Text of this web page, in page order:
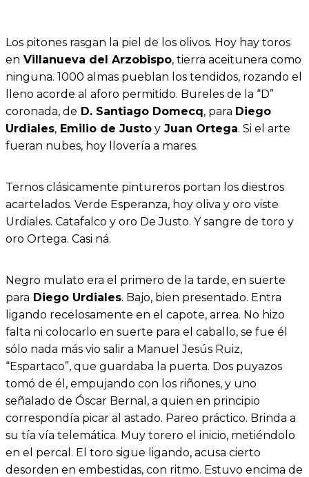
Los pitones rasgan la piel de los olivos. Hoy hay toros
en Villanueva del Arzobispo, tierra aceitunera como
ninguna. 1000 almas pueblan los tendidos, rozando el
lleno acorde al aforo permitido. Bureles de la “D”
coronada, de D. Santiago Domecq, para Diego
Urdiales, Emilio de Justo y Juan Ortega. Si el arte
fueran nubes, hoy llovería a mares.
Ternos clásicamente pintureros portan los diestros
acartelados. Verde Esperanza, hoy oliva y oro viste
Urdiales. Catafalco y oro De Justo. Y sangre de toro y
oro Ortega. Casi ná.
Negro mulato era el primero de la tarde, en suerte
para Diego Urdiales. Bajo, bien presentado. Entra
ligando recelosamente en el capote, arrea. No hizo
falta ni colocarlo en suerte para el caballo, se fue él
sólo nada más vio salir a Manuel Jesús Ruiz,
“Espartaco”, que guardaba la puerta. Dos puyazos
tomó de él, empujando con los riñones, y uno
señalado de Óscar Bernal, a quien en principio
correspondía picar al astado. Pareo práctico. Brinda a
su tía vía telemática. Muy torero el inicio, metiéndolo
en el percal. El toro sigue ligando, acusa cierto
desorden en embestidas, con ritmo. Estuvo encima de